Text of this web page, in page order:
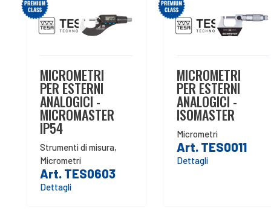
MICROMETRI
PER ESTERNI
ANALOGICI -
MICROMASTER
IP54
Strumenti di misura,
Micrometri
Art. TES0603
Dettagli
MICROMETRI
PER ESTERNI
ANALOGICI -
ISOMASTER
Micrometri
Art. TES0011
Dettagli